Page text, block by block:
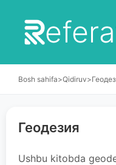
Bosh sahifa>Qidiruv>
Геодезия
Ushbu kitobda